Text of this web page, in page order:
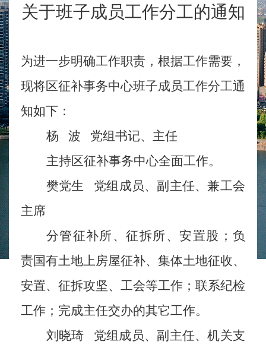
关于班子成员工作分工的通知
为进一步明确工作职责，根据工作需要，
现将区征补事务中心班子成员工作分工通
知如下：
杨
波
党组书记、主任
主持区征补事务中心全面工作。
樊党生
党组成员、副主任、兼工会
主席
分管征补所、征拆所、安置股；负
责国有土地上房屋征补、集体土地征收、
安置、征拆攻坚、工会等工作；联系纪检
工作；完成主任交办的其它工作。
刘晓琦
党组成员、副主任、机关支